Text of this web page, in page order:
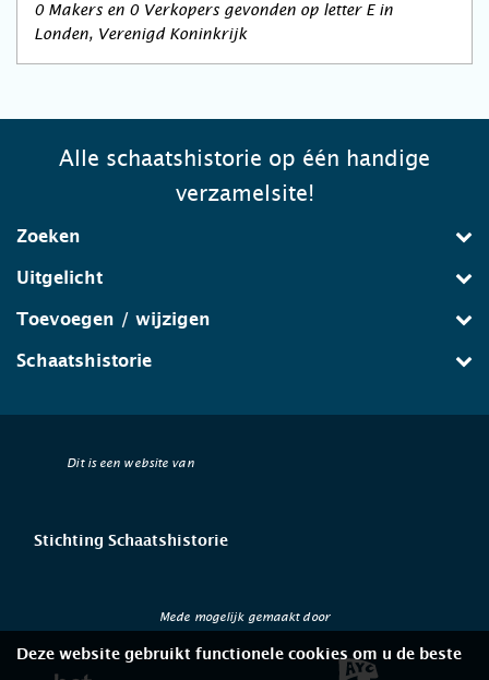
0 Makers en 0 Verkopers gevonden op letter E in
Londen, Verenigd Koninkrijk
Alle schaatshistorie op één handige
verzamelsite!
Zoeken
Uitgelicht
Toevoegen / wijzigen
Schaatshistorie
Dit is een website van
Stichting Schaatshistorie
Mede mogelijk gemaakt door
Deze website gebruikt functionele cookies om u de beste